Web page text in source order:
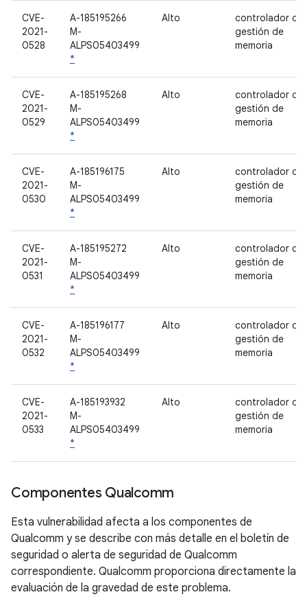
CVE-
2021-
0528
A-185195266
M-
ALPS05403499
*
Alto
controlador de
gestión de
memoria
CVE-
2021-
0529
A-185195268
M-
ALPS05403499
*
Alto
controlador de
gestión de
memoria
CVE-
2021-
0530
A-185196175
M-
ALPS05403499
*
Alto
controlador de
gestión de
memoria
CVE-
2021-
0531
A-185195272
M-
ALPS05403499
*
Alto
controlador de
gestión de
memoria
CVE-
2021-
0532
A-185196177
M-
ALPS05403499
*
Alto
controlador de
gestión de
memoria
CVE-
2021-
0533
A-185193932
M-
ALPS05403499
*
Alto
controlador de
gestión de
memoria
Componentes Qualcomm
Esta vulnerabilidad afecta a los componentes de
Qualcomm y se describe con más detalle en el boletín de
seguridad o alerta de seguridad de Qualcomm
correspondiente. Qualcomm proporciona directamente la
evaluación de la gravedad de este problema.